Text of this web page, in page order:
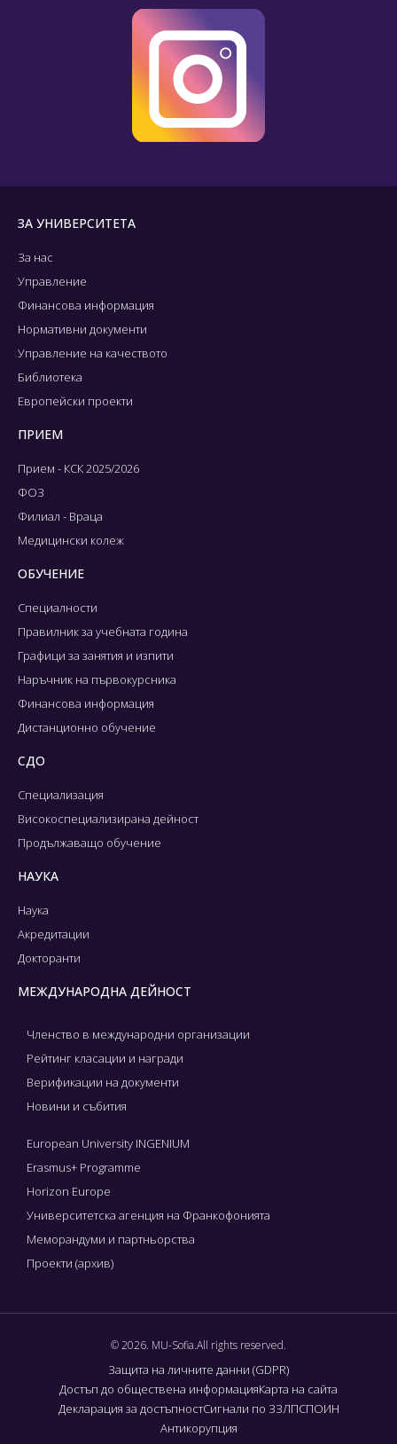
ЗА УНИВЕРСИТЕТА
За нас
Управление
Финансова информация
Нормативни документи
Управление на качеството
Библиотека
Европейски проекти
ПРИЕМ
Прием - КСК 2025/2026
ФОЗ
Филиал - Враца
Медицински колеж
ОБУЧЕНИЕ
Специалности
Правилник за учебната година
Графици за занятия и изпити
Наръчник на първокурсника
Финансова информация
Дистанционно обучение
СДО
Специализация
Високоспециализирана дейност
Продължаващо обучение
НАУКА
Наука
Акредитации
Докторанти
МЕЖДУНАРОДНА ДЕЙНОСТ
Членство в международни организации
Рейтинг класации и награди
Верификации на документи
Новини и събития
European University INGENIUM
Erasmus+ Programme
Horizon Europe
Университетска агенция на Франкофонията
Меморандуми и партньорства
Проекти (архив)
© 2026. MU-Sofia.All rights reserved.
Защита на личните данни (GDPR)
Достъп до обществена информацияКарта на сайта
Декларация за достъпностСигнали по ЗЗЛПСПОИН
Антикорупция